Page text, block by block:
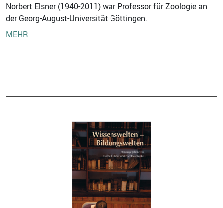
Norbert Elsner (1940-2011) war Professor für Zoologie an
der Georg-August-Universität Göttingen.
MEHR